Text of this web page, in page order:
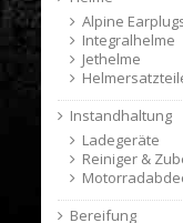
Alpine
Integralhelme
Jethelme
Instandhaltung
Ladegeräte
Reiniger &
Bereifung